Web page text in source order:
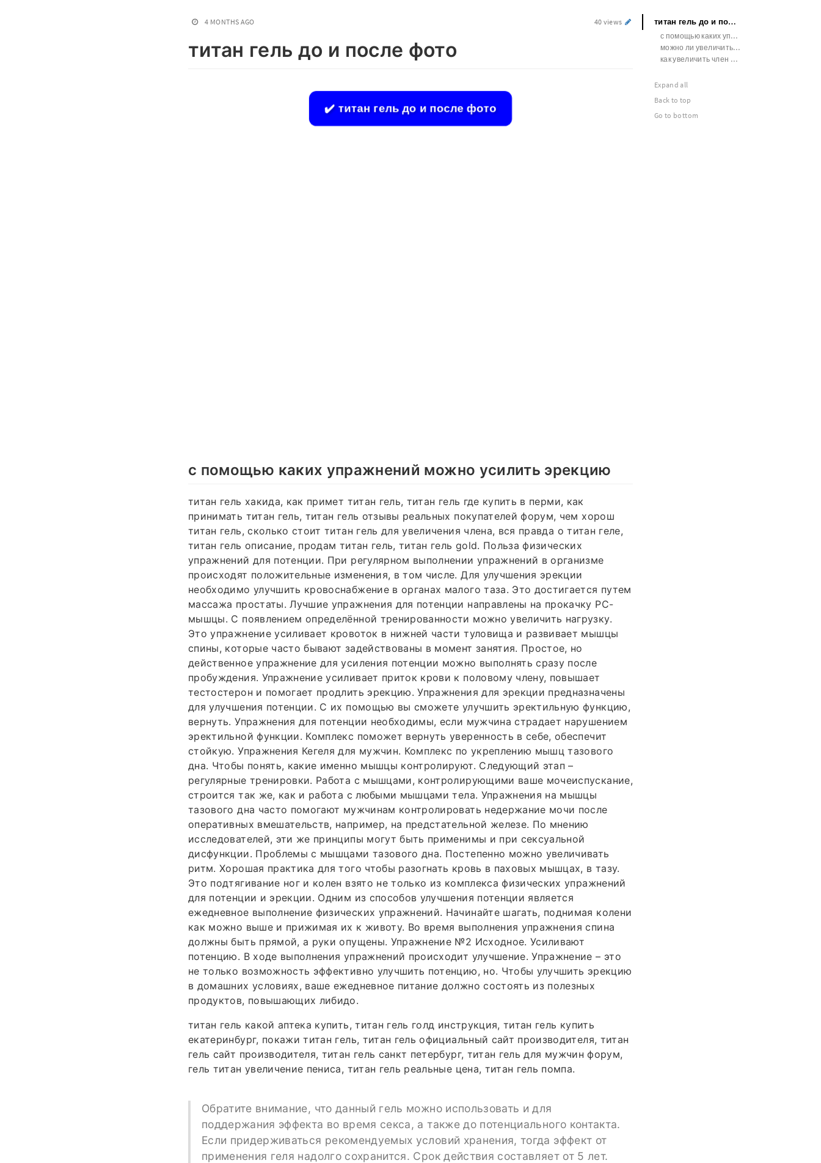
4 MONTHS AGO 40 views
титан гель до и после фото
✔️ титан гель до и после фото
с помощью каких упражнений можно усилить эрекцию
титан гель хакида, как примет титан гель, титан гель где купить в перми, как
принимать титан гель, титан гель отзывы реальных покупателей форум, чем хорош
титан гель, сколько стоит титан гель для увеличения члена, вся правда о титан геле,
титан гель описание, продам титан гель, титан гель gold. Польза физических
упражнений для потенции. При регулярном выполнении упражнений в организме
происходят положительные изменения, в том числе. Для улучшения эрекции
необходимо улучшить кровоснабжение в органах малого таза. Это достигается путем
массажа простаты. Лучшие упражнения для потенции направлены на прокачку РС-
мышцы. С появлением определённой тренированности можно увеличить нагрузку.
Это упражнение усиливает кровоток в нижней части туловища и развивает мышцы
спины, которые часто бывают задействованы в момент занятия. Простое, но
действенное упражнение для усиления потенции можно выполнять сразу после
пробуждения. Упражнение усиливает приток крови к половому члену, повышает
тестостерон и помогает продлить эрекцию. Упражнения для эрекции предназначены
для улучшения потенции. С их помощью вы сможете улучшить эректильную функцию,
вернуть. Упражнения для потенции необходимы, если мужчина страдает нарушением
эректильной функции. Комплекс поможет вернуть уверенность в себе, обеспечит
стойкую. Упражнения Кегеля для мужчин. Комплекс по укреплению мышц тазового
дна. Чтобы понять, какие именно мышцы контролируют. Следующий этап –
регулярные тренировки. Работа с мышцами, контролирующими ваше мочеиспускание,
строится так же, как и работа с любыми мышцами тела. Упражнения на мышцы
тазового дна часто помогают мужчинам контролировать недержание мочи после
оперативных вмешательств, например, на предстательной железе. По мнению
исследователей, эти же принципы могут быть применимы и при сексуальной
дисфункции. Проблемы с мышцами тазового дна. Постепенно можно увеличивать
ритм. Хорошая практика для того чтобы разогнать кровь в паховых мышцах, в тазу.
Это подтягивание ног и колен взято не только из комплекса физических упражнений
для потенции и эрекции. Одним из способов улучшения потенции является
ежедневное выполнение физических упражнений. Начинайте шагать, поднимая колени
как можно выше и прижимая их к животу. Во время выполнения упражнения спина
должны быть прямой, а руки опущены. Упражнение №2 Исходное. Усиливают
потенцию. В ходе выполнения упражнений происходит улучшение. Упражнение – это
не только возможность эффективно улучшить потенцию, но. Чтобы улучшить эрекцию
в домашних условиях, ваше ежедневное питание должно состоять из полезных
продуктов, повышающих либидо.
титан гель какой аптека купить, титан гель голд инструкция, титан гель купить
екатеринбург, покажи титан гель, титан гель официальный сайт производителя, титан
гель сайт производителя, титан гель санкт петербург, титан гель для мужчин форум,
гель титан увеличение пениса, титан гель реальные цена, титан гель помпа.
Обратите внимание, что данный гель можно использовать и для
поддержания эффекта во время секса, а также до потенциального контакта.
Если придерживаться рекомендуемых условий хранения, тогда эффект от
применения геля надолго сохранится. Срок действия составляет от 5 лет.
титан гель до и после фото
с помощью каких упражнений можно усилить эрекцию
можно ли увеличить член без
как увеличить член на 2 см
Expand all
Back to top
Go to bottom